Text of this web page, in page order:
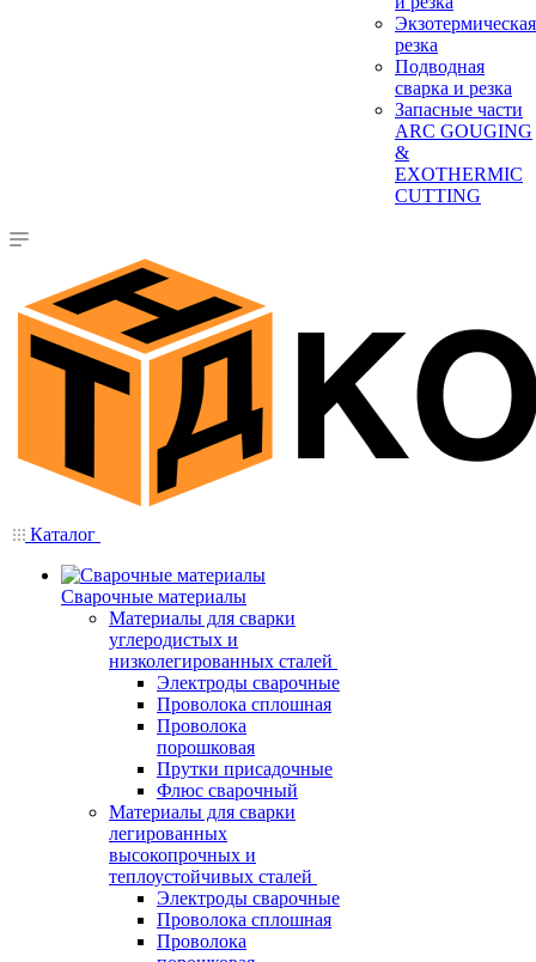
Экзотермическая
резка
Подводная
сварка и резка
Запасные части
ARC GOUGING
&
EXOTHERMIC
CUTTING
Каталог
Сварочные материалы
Материалы для сварки
углеродистых и
низколегированных сталей
Электроды сварочные
Проволока сплошная
Проволока
порошковая
Прутки присадочные
Флюс сварочный
Материалы для сварки
легированных
высокопрочных и
теплоустойчивых сталей
Электроды сварочные
Проволока сплошная
Проволока